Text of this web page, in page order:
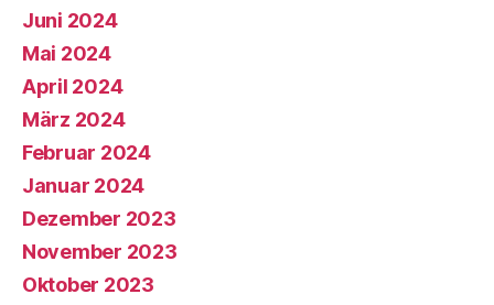
Juni 2024
Mai 2024
April 2024
März 2024
Februar 2024
Januar 2024
Dezember 2023
November 2023
Oktober 2023